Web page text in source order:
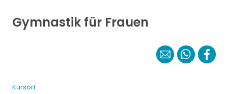
Gymnastik für Frauen
Kursort